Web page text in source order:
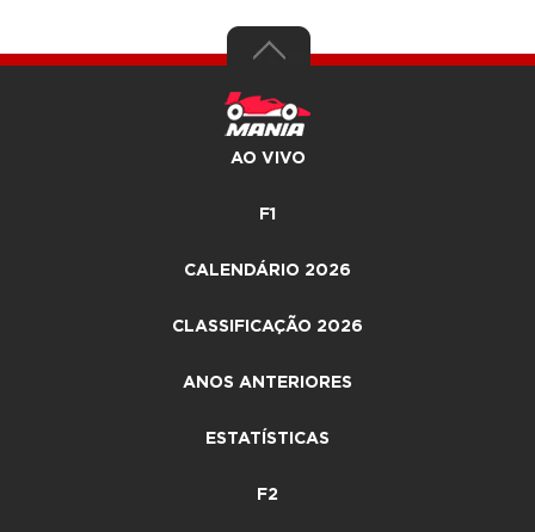
AO VIVO
F1
CALENDÁRIO 2026
CLASSIFICAÇÃO 2026
ANOS ANTERIORES
ESTATÍSTICAS
F2